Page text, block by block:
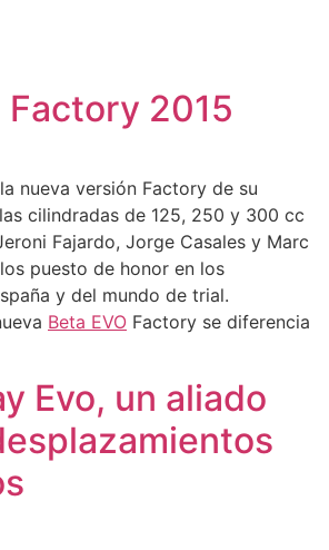
Factory 2015
nueva versión Factory de su
cilindradas de 125, 250 y 300 cc
Fajardo, Jorge Casales y Marc
puesto de honor en los
y del mundo de trial.
Beta EVO Factory se diferencia
Evo, un aliado